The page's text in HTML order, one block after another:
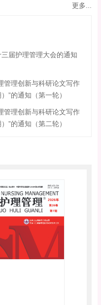
更多...
”的通知（第一轮）
”的通知（第二轮）
管理创新与科研论文写作
管理创新与科研论文写作
”的通知（第二轮）
管理创新与科研论文写作
”的通知（第一轮）
管理创新与科研论文写作
）”的通知（第一轮）